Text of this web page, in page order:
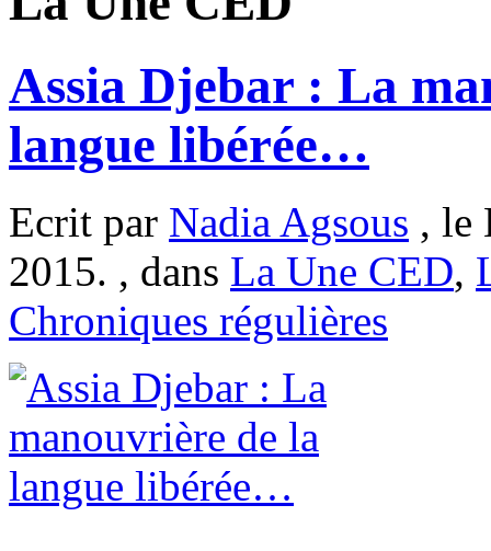
Assia Djebar : La
langue libérée…
Ecrit par Nadia Agsous , le
2015. , dans La Une CED,
Chroniques régulières